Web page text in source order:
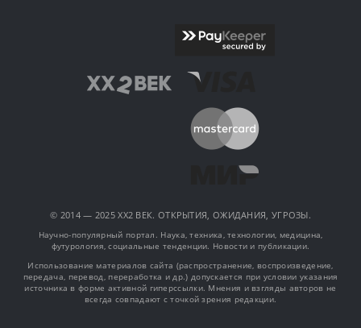
© 2014 — 2025 XX2 ВЕК. ОТКРЫТИЯ, ОЖИДАНИЯ, УГРОЗЫ.
Научно-популярный портал. Наука, техника, технологии, медицина,
футурология, социальные тенденции. Новости и публикации.
Использование материалов сайта (распространение, воспроизведение,
передача, перевод, переработка и др.) допускается при условии указания
источника в форме активной гиперссылки. Мнения и взгляды авторов не
всегда совпадают с точкой зрения редакции.